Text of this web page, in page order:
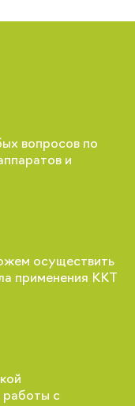
вопросов по
и
осуществить
применения ККТ
работы с
своих